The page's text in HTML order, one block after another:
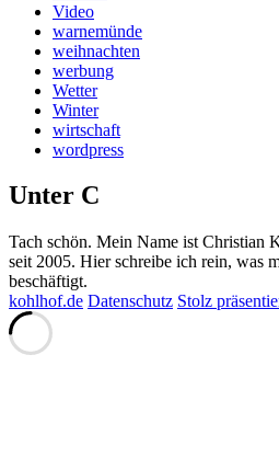
Video
warnemünde
weihnachten
werbung
Wetter
Winter
wirtschaft
wordpress
Unter C
Tach schön. Mein Name ist Christian
seit 2005. Hier schreibe ich rein, was
beschäftigt.
kohlhof.de Datenschutz Stolz